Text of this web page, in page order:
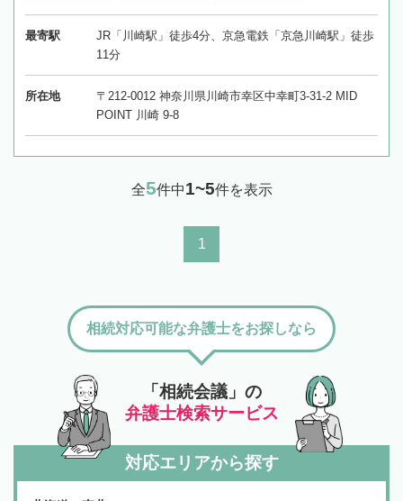
最寄駅
JR「川崎駅」徒歩4分、京急電鉄「京急川崎駅」徒歩
11分
所在地
〒212-0012 神奈川県川崎市幸区中幸町3-31-2 MID
POINT 川崎 9-8
全5件中1~5件を表示
1
「相続会議」の
弁護士検索サービス
相続対応可能な弁護士をお探しなら
対応エリアから探す